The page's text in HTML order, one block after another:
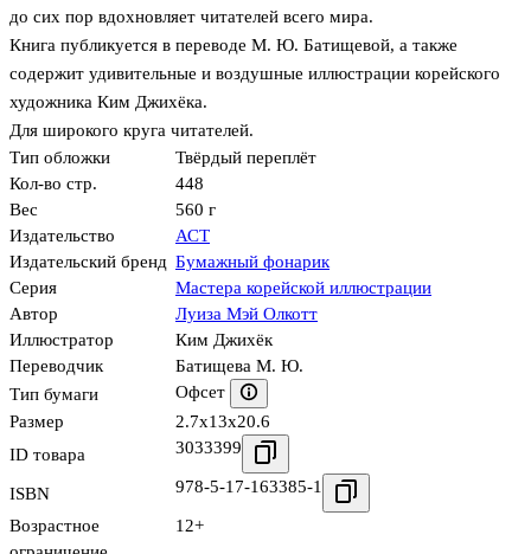
до сих пор вдохновляет читателей всего мира.
Книга публикуется в переводе М. Ю. Батищевой, а также
содержит удивительные и воздушные иллюстрации корейского
художника Ким Джихёка.
Для широкого круга читателей.
Тип обложки
Твёрдый переплёт
Кол-во стр.
448
Вес
560 г
Издательство
АСТ
Издательский бренд Бумажный фонарик
Серия
Мастера корейской иллюстрации
Автор
Луиза Мэй Олкотт
Иллюстратор
Ким Джихёк
Переводчик
Батищева М. Ю.
Тип бумаги
Офсет
Размер
2.7x13x20.6
ID товара
3033399
ISBN 978-5-17-163385-1
Возрастное
12+